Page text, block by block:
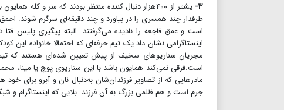
۳-
یشتر از ۴۰۰هزار دنبال کننده منتظر بودند که سر و
طرفدار چند همسری را در بیاورد و چند دقیقه‌ای سرگرم شوند.
است و عمق فاجعه را نادیده می‌گرفتند. البته پیگیری پلیس
اینستاگرامی نشان داد یک تیم حرفه‌ای که احتمالا خانواده
مجریان سناریوهای سخیف از پیش تعیین شده‌ای هستند که
است.فرقی نمی‌کند همایون باشد با این سناریوی پوچ یا مینا،
مادرهایی که از تصاویر فرزندان‌شان به‌دنبال نان و آبرو برای
جرم است و هم ظلمی بزرگ به آن فرزند. بلایی که اینستاگرام و